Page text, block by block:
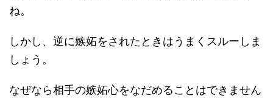
ね。
しかし、逆に嫉妬をされたときはうまくスルーしま
しょう。
なぜなら相手の嫉妬心をなだめることはできません